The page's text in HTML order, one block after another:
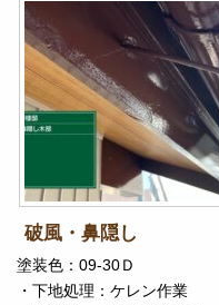
破風・鼻隠し
塗装色：09-30Ｄ
・下地処理：ケレン作業